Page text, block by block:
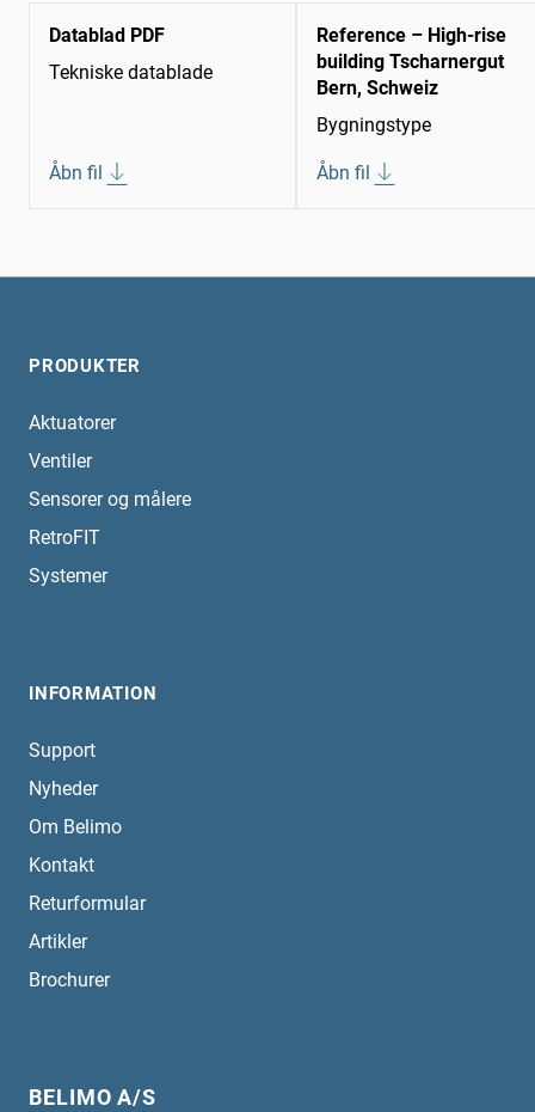
Datablad PDF
Tekniske datablade
Åbn fil
Reference – High-rise
building Tscharnergut
Bern, Schweiz
Bygningstype
Åbn fil
PRODUKTER
Aktuatorer
Ventiler
Sensorer og målere
RetroFIT
Systemer
INFORMATION
Support
Nyheder
Om Belimo
Kontakt
Returformular
Artikler
Brochurer
BELIMO A/S